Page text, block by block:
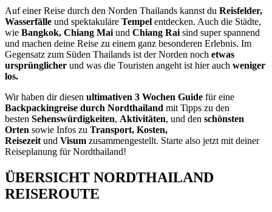
Auf einer Reise durch den Norden Thailands kannst du Reisfelder,
Wasserfälle und spektakuläre Tempel entdecken. Auch die Städte,
wie Bangkok, Chiang Mai und Chiang Rai sind super spannend
und machen deine Reise zu einem ganz besonderen Erlebnis. Im
Gegensatz zum Süden Thailands ist der Norden noch etwas
ursprünglicher und was die Touristen angeht ist hier auch weniger
los.
Wir haben dir diesen ultimativen 3 Wochen Guide für eine
Backpackingreise durch Nordthailand mit Tipps zu den
besten Sehenswürdigkeiten, Aktivitäten, und den schönsten
Orten sowie Infos zu Transport, Kosten,
Reisezeit und Visum zusammengestellt. Starte also jetzt mit deiner
Reiseplanung für Nordthailand!
ÜBERSICHT NORDTHAILAND
REISEROUTE